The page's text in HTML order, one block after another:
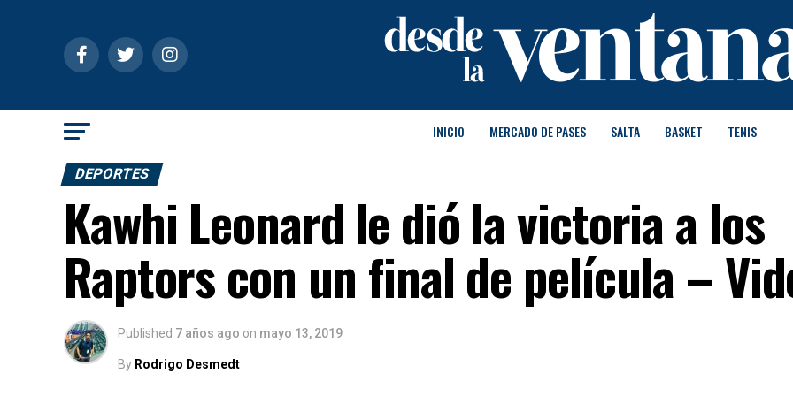
INICIO MERCADO DE PASES SALTA BASKET TENIS
DEPORTES
Kawhi Leonard le dió la victoria a los
Raptors con un final de película –
Published 7 años ago on mayo 13, 2019
By Rodrigo Desmedt